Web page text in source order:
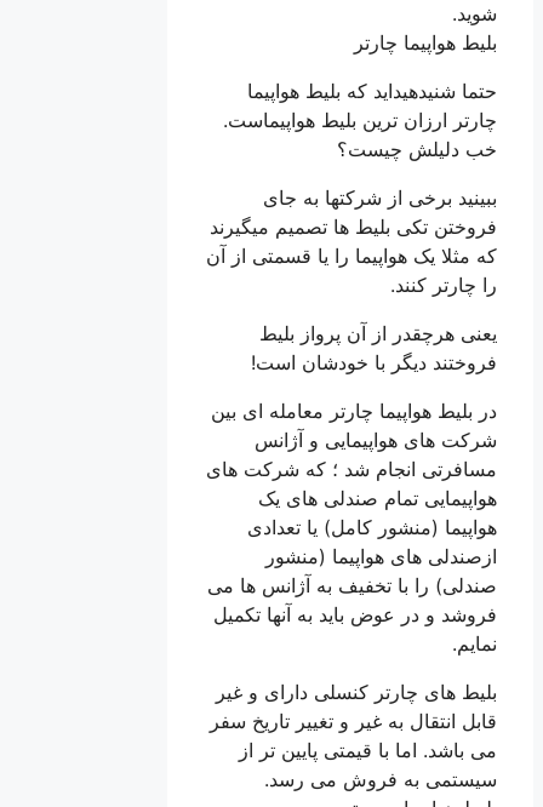
شوید.
بلیط هواپیما چارتر
حتما شنیدهیداید که بلیط هواپیما
چارتر ارزان ترین بلیط هواپیماست.
خب دلیلش چیست؟
ببینید برخی از شرکتها به جای
فروختن تکی بلیط ها تصمیم میگیرند
که مثلا یک هواپیما را یا قسمتی از آن
را چارتر کنند.
یعنی هرچقدر از آن پرواز بلیط
فروختند دیگر با خودشان است!
در بلیط هواپیما چارتر معامله ای بین
شرکت های هواپیمایی و آژانس
مسافرتی انجام شد ؛ که شرکت های
هواپیمایی تمام صندلی های یک
هواپیما (منشور کامل) یا تعدادی
ازصندلی های هواپیما (منشور
صندلی) را با تخفیف به آژانس ها می
فروشد و در عوض باید به آنها تکمیل
نمایم.
بلیط های چارتر کنسلی دارای و غیر
قابل انتقال به غیر و تغییر تاریخ سفر
می باشد. اما با قیمتی پایین تر از
سیستمی به فروش می رسد.